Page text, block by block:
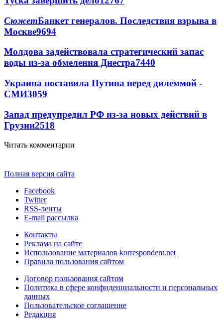
СюжетБанкет генералов. Последствия взрыва в
Москве9694
Молдова задействовала стратегический запас
воды из-за обмеления Днестра7440
Украина поставила Путина перед дилеммой -
СМИ3059
Запад предупредил РФ из-за новых действий в
Грузии2518
Читать комментарии
Полная версия сайта
Facebook
Twitter
RSS-ленты
E-mail рассылка
Контакты
Реклама на сайте
Использование материалов korrespondent.net
Правила пользования сайтом
Договор пользования сайтом
Политика в сфере конфиденциальности и персональных
данных
Пользовательское соглашение
Редакция